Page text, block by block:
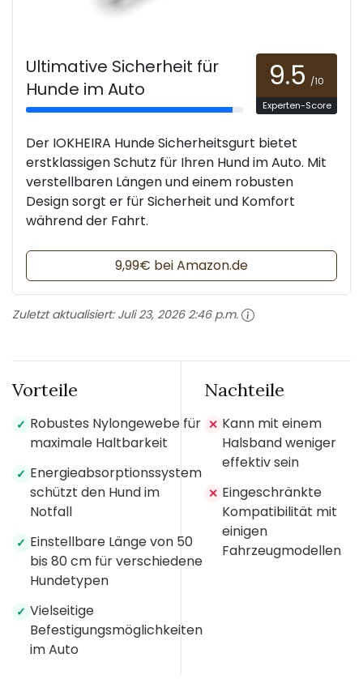
Ultimative Sicherheit für
Hunde im Auto
9.5 /10
Experten-Score
Der IOKHEIRA Hunde Sicherheitsgurt bietet
erstklassigen Schutz für Ihren Hund im Auto. Mit
verstellbaren Längen und einem robusten
Design sorgt er für Sicherheit und Komfort
während der Fahrt.
9,99€ bei Amazon.de
Zuletzt aktualisiert: Juli 23, 2026 2:46 p.m.
Vorteile
✓ Robustes Nylongewebe für
maximale Haltbarkeit
✓ Energieabsorptionssystem
schützt den Hund im
Notfall
✓ Einstellbare Länge von 50
bis 80 cm für verschiedene
Hundetypen
✓ Vielseitige
Befestigungsmöglichkeiten
im Auto
Nachteile
✕ Kann mit einem
Halsband weniger
effektiv sein
✕ Eingeschränkte
Kompatibilität mit
einigen
Fahrzeugmodellen